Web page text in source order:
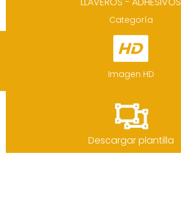
Categoría
Imagen HD
Descargar plantilla